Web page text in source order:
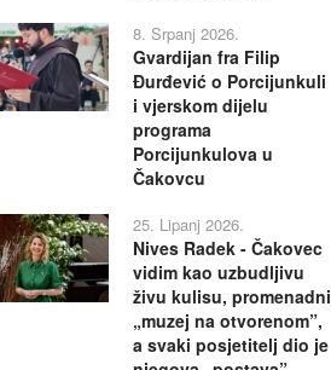
8. Srpanj 2026.
Gvardijan fra Filip
Đurđević o Porcijunkuli
i vjerskom dijelu
programa
Porcijunkulova u
Čakovcu
25. Lipanj 2026.
Nives Radek - Čakovec
vidim kao uzbudljivu
živu kulisu, promenadni
„muzej na otvorenom”,
a svaki posjetitelj dio je